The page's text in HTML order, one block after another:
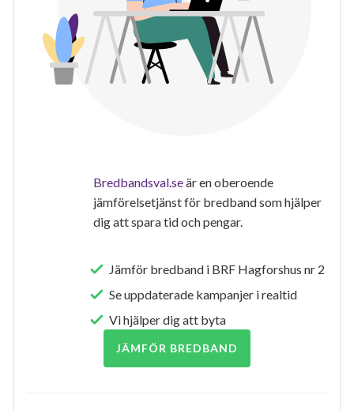
Bredbandsval.seär en oberoende
jämförelsetjänst för bredband som hjälper
dig att spara tid och pengar.
Jämför bredband i BRF Hagforshus nr 2
Se uppdaterade kampanjer i realtid
Vi hjälper dig att byta
JÄMFÖR BREDBAND